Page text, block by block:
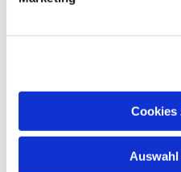
Cookies
Auswahl
sozialen Netzwerk – etwa
Datenschutzerklärung für
Auf unseren Seiten sind
Facebook, Anbieter
Plugins erkennen Sie an